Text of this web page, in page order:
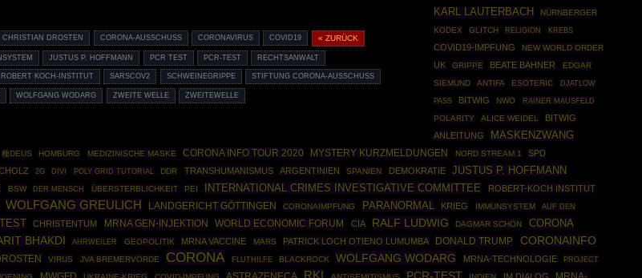
CHRISTIAN DROSTEN CORONA-AUSSCHUSS CORONAVIRUS COVID19 « ZURÜCK
JUSTUS P. HOFFMANN PCR TEST PCR-TEST RECHTSANWALT
ROBERT KOCH-INSTITUT SARSCOV2 SCHWEINEGRIPPE STIFTUNG CORONA-AUSSCHUSS
WOLFGANG WODARG ZWEITE WELLE ZWEITEWELLE
KARL LAUTERBACH
NÜRNBERGER
KODEX
GLITCH RELIGION KREBS
COVID19-IMPFUNG NEW WORLD ORDER
UK GRIPPE BEATE BAHNER
EDGAR
SIEMUND
ANTIFA ESOTERIC DJATLOW
PASS BITWIG NWO
RAINER MAUSFELD
POLARITY
ALICE WEIDEL
BITWIG
ANLEITUNG
MASKENZWANG
種DEUS HOMBURG MEDIZINISCHE MASKE CORONA INFO TOUR 2020 MYSTERY KURZMELDUNGEN NORD STREAM 1
SPD
2G DIVI POLY GRID TUTORIAL DDR TRANSHUMANISMUS ARGENTINIEN SPANIEN DEMOKRATIE JUSTUS P. HOFFMANN
BSW DER MENSCH ÜBERSTERBLICHKEIT PEI INTERNATIONAL CRIMES INVESTIGATIVE COMMITTEE ROBERT-KOCH INSTITUT
WOLFGANG GREULICH LANDGERICHT GÖTTINGEN CORONAIMPFUNG PARANORMAL KRIEG IMMUNSYSTEM AUF DEN
CHRISTENTUM MRNA GEN-INJEKTION WORLD ECONOMIC FORUM CIA RALF LUDWIG DAGMAR SCHÖN
CORONA
BHAKDI AHRWEILER GEOPOLITIK MRNA VACCINE MARS PATRICK LOCH OTIENO LUMUMBA DONALD TRUMP
CORONAINFO
VIRUS JVA BREMERVÖRDE CORONA FLUTHILFE BLACKROCK WOLFGANG WODARG MRNA-TECHNOLOGIE
PROJECT